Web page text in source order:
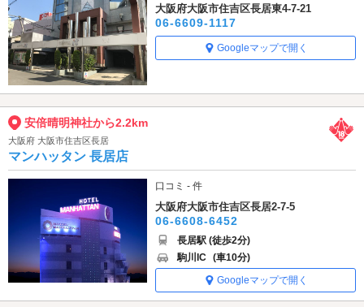
大阪府大阪市住吉区長居東4-7-21
06-6609-1117
Googleマップで開く
安倍晴明神社から2.2km
大阪府 大阪市住吉区長居
マンハッタン 長居店
口コミ - 件
大阪府大阪市住吉区長居2-7-5
06-6608-6452
長居駅 (徒歩2分)
駒川IC (車10分)
Googleマップで開く